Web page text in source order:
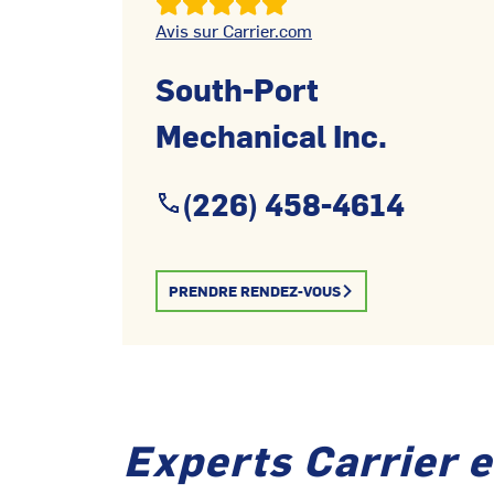
Avis sur Carrier.com
South-Port
Mechanical Inc.
(226) 458-4614
PRENDRE RENDEZ-VOUS
Experts Carrier